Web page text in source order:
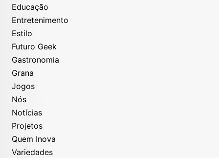
Educação
Entretenimento
Estilo
Futuro Geek
Gastronomia
Grana
Jogos
Nós
Notícias
Projetos
Quem Inova
Variedades